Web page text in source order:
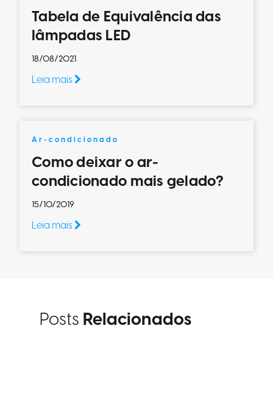
Tabela de Equivalência das
lâmpadas LED
18/08/2021
Leia mais
Ar-condicionado
Como deixar o ar-
condicionado mais gelado?
15/10/2019
Leia mais
Posts Relacionados